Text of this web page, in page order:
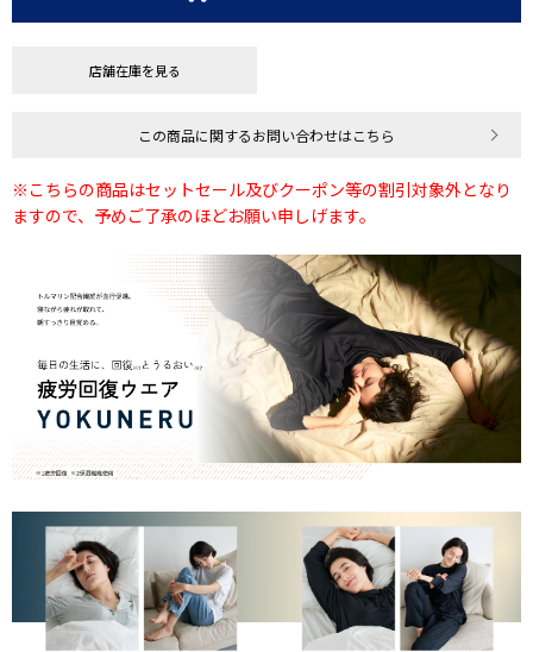
店舗在庫を見る
この商品に関するお問い合わせはこちら
※こちらの商品はセットセール及びクーポン等の割引対象外となり
ますので、予めご了承のほどお願い申しげます。